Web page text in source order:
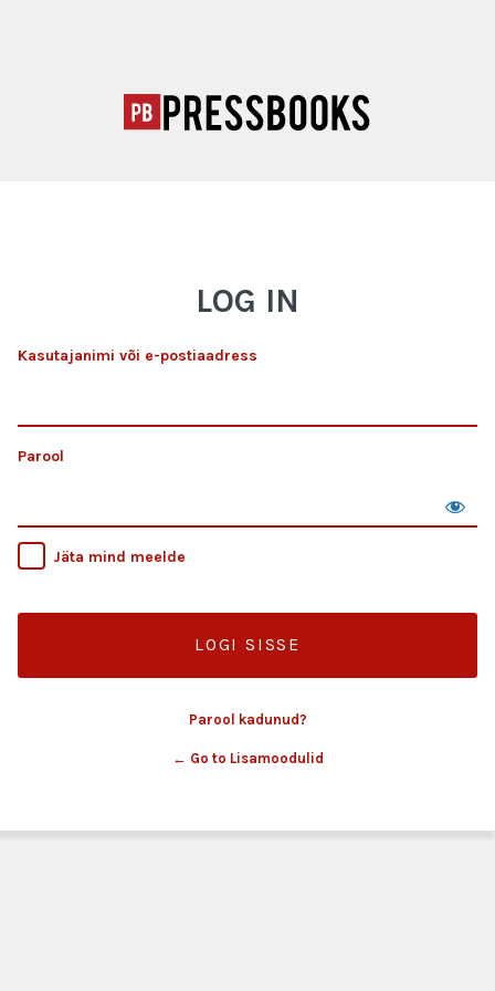
LOG IN
Kasutajanimi või e-postiaadress
Parool
Jäta mind meelde
Parool kadunud?
← Go to Lisamoodulid